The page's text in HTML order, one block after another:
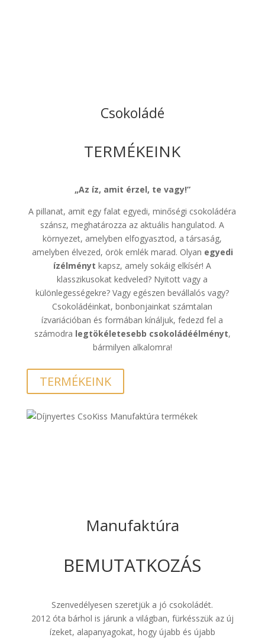
Csokoládé
TERMÉKEINK
„Az íz, amit érzel, te vagy!”
A pillanat, amit egy falat egyedi, minőségi csokoládéra
szánsz, meghatározza az aktuális hangulatod. A
környezet, amelyben elfogyasztod, a társaság,
amelyben élvezed, örök emlék marad. Olyan egyedi
ízélményt kapsz, amely sokáig elkísér! A
klasszikusokat kedveled? Nyitott vagy a
különlegességekre? Vagy egészen bevállalós vagy?
Csokoládéinkat, bonbonjainkat számtalan
ízvariációban és formában kínáljuk, fedezd fel a
számodra legtökéletesebb csokoládéélményt,
bármilyen alkalomra!
TERMÉKEINK
Manufaktúra
BEMUTATKOZÁS
Szenvedélyesen szeretjük a jó csokoládét.
2012 óta bárhol is járunk a világban, fürkésszük az új
ízeket, alapanyagokat, hogy újabb és újabb